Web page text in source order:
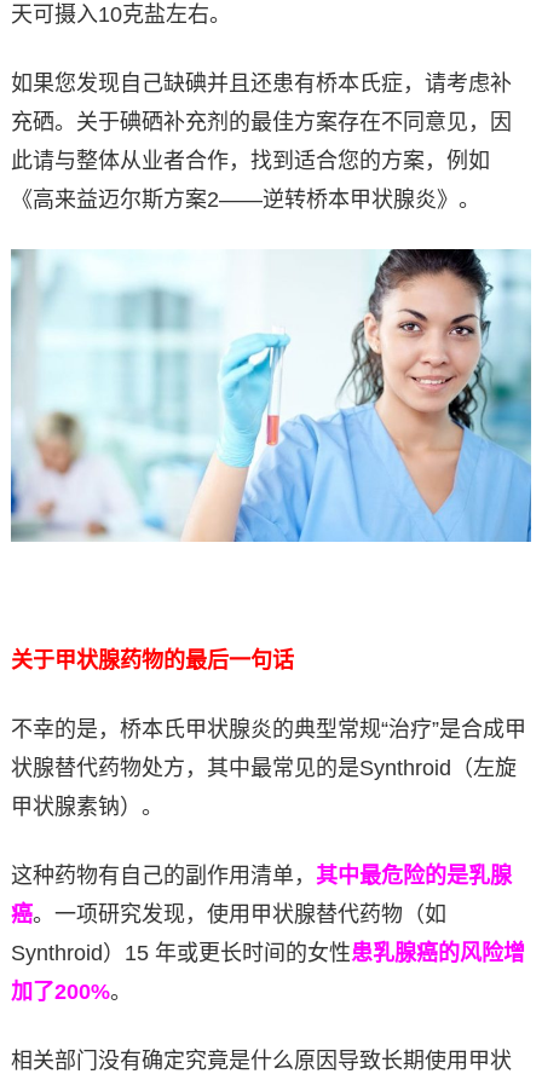
天可摄入10克盐左右。
如果您发现自己缺碘并且还患有桥本氏症，请考虑补
充硒。关于碘硒补充剂的最佳方案存在不同意见，因
此请与整体从业者合作，找到适合您的方案，例如
《高来益迈尔斯方案2——逆转桥本甲状腺炎》。
关于甲状腺药物的最后一句话
不幸的是，桥本氏甲状腺炎的典型常规“治疗”是合成甲
状腺替代药物处方，其中最常见的是Synthroid（左旋
甲状腺素钠）。
这种药物有自己的副作用清单， 其中最危险的是乳腺
癌。一项研究发现，使用甲状腺替代药物（如
Synthroid）15 年或更长时间的女性患乳腺癌的风险增
加了200%。
相关部门没有确定究竟是什么原因导致长期使用甲状